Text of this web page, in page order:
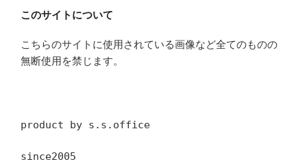
このサイトについて
こちらのサイトに使用されている画像など全てのものの
無断使用を禁じます。
product by s.s.office
since2005